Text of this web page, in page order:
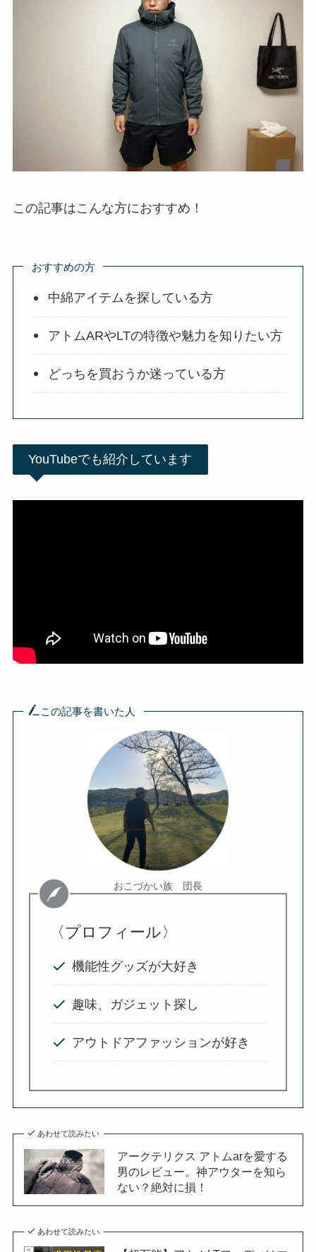
この記事はこんな方におすすめ！
おすすめの方
中綿アイテムを探している方
アトムARやLTの特徴や魅力を知りたい方
どっちを買おうか迷っている方
YouTubeでも紹介しています
この記事を書いた人
おこづかい族 団長
〈プロフィール〉
機能性グッズが大好き
趣味、ガジェット探し
アウトドアファッションが好き
あわせて読みたい
アークテリクス アトムarを愛する
男のレビュー。神アウターを知ら
ない？絶対に損！
あわせて読みたい